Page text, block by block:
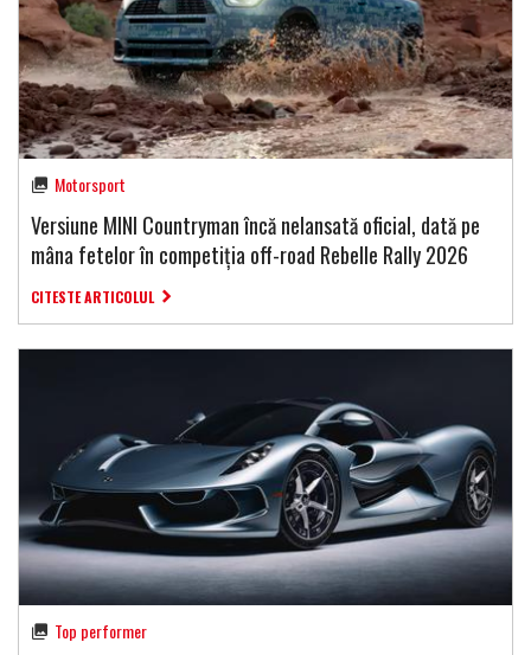
Motorsport
Versiune MINI Countryman încă nelansată oficial, dată pe
mâna fetelor în competiția off-road Rebelle Rally 2026
CITESTE ARTICOLUL
Top performer